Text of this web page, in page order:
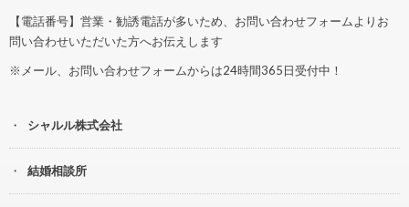
【電話番号】営業・勧誘電話が多いため、お問い合わせフォームよりお
問い合わせいただいた方へお伝えします
※メール、お問い合わせフォームからは24時間365日受付中！
シャルル株式会社
結婚相談所